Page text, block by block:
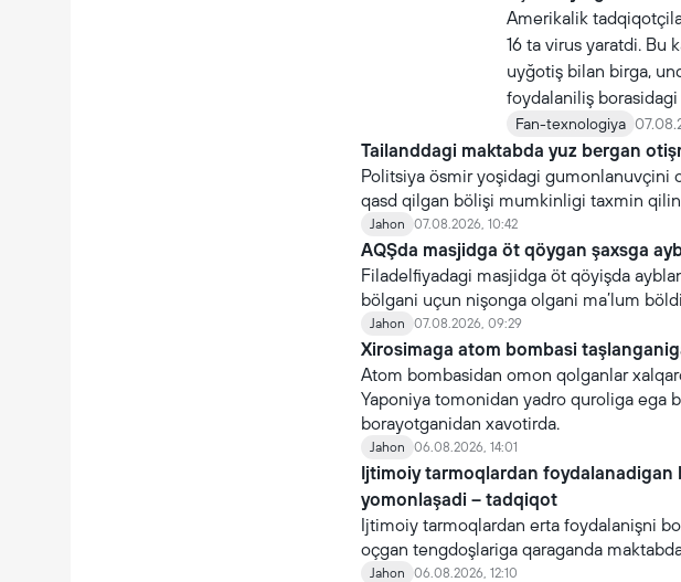
Amerikalik
16 ta virus yaratdi. Bu
uyğotiş bilan birga,
foydalaniliş
Fan-texnologiya
Tailanddagi maktabda yuz bergan
Politsiya ösmir yoşidagi gumonlanuvçini
qasd qilgan bölişi mumkinligi taxmin
Jahon 07.08.2026, 10:42
AQŞda masjidga öt qöygan şaxsga
Filadelfiyadagi masjidga öt qöyişda
bölgani uçun nişonga olgani ma’lum
Jahon 07.08.2026, 09:29
Xirosimaga atom bombasi
Atom bombasidan omon qolganlar
Yaponiya tomonidan yadro quroliga ega
borayotganidan xavotirda.
Jahon 06.08.2026, 14:01
Ijtimoiy tarmoqlardan foydalanadigan
yomonlaşadi – tadqiqot
Ijtimoiy tarmoqlardan erta foydalanişni
oçgan tengdoşlariga qaraganda
Jahon 06.08.2026, 12:10